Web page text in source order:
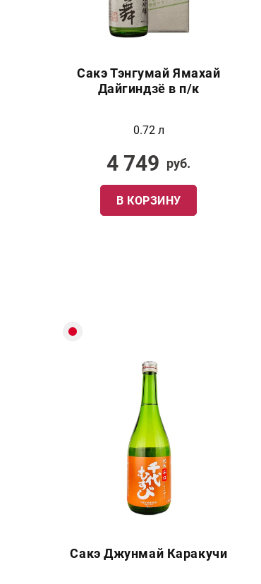
Сакэ Тэнгумай Ямахай
Дайгиндзё в п/к
0.72 л
4 749 руб.
В КОРЗИНУ
Сакэ Джунмай Каракучи